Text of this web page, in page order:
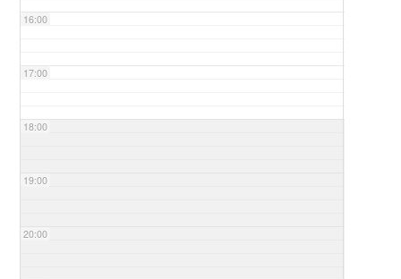
16:00
17:00
18:00
19:00
20:00